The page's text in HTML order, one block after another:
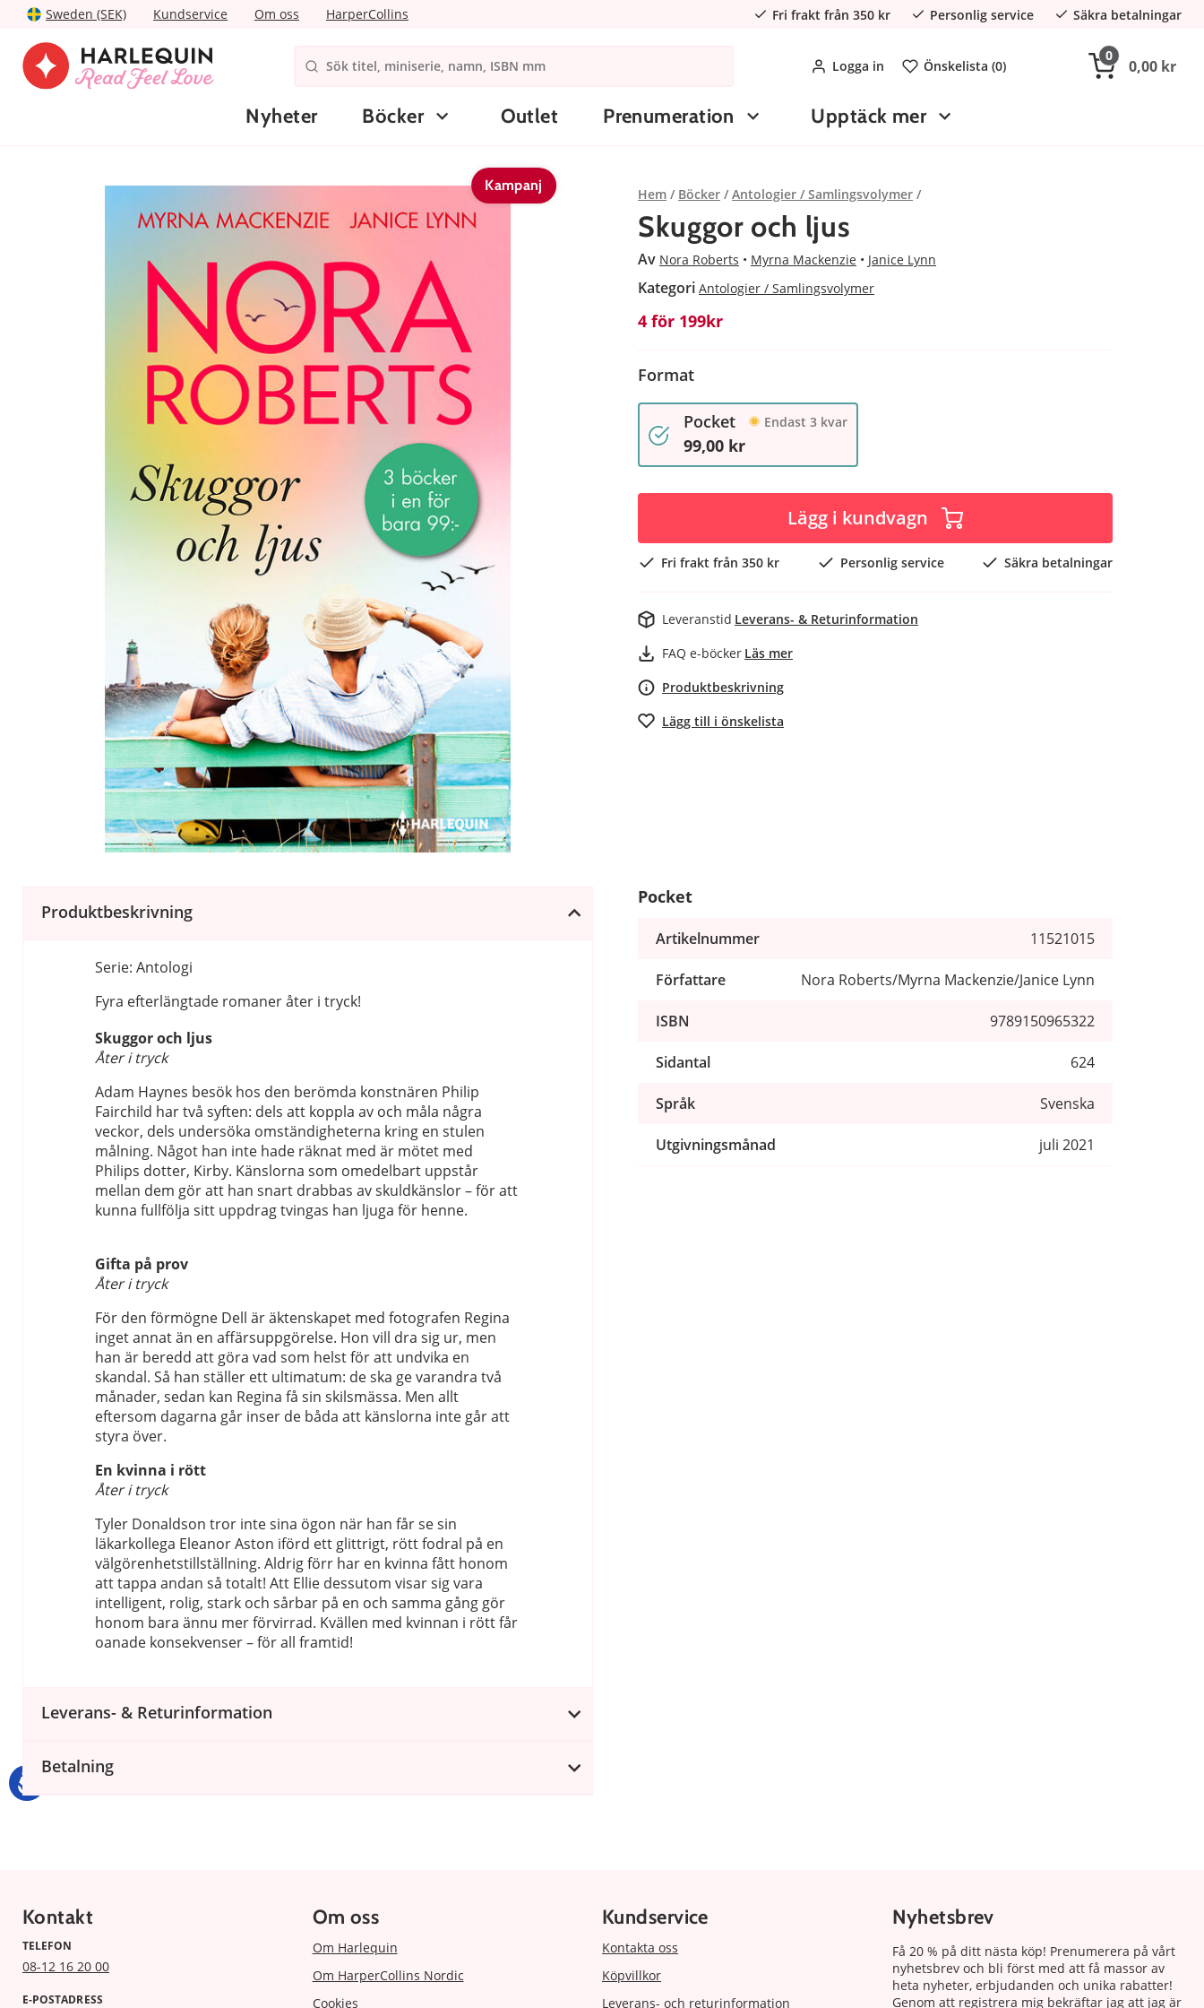
Sweden (SEK) Kundservice Om oss HarperCollins Fri frakt från 350 kr Personlig service Säkra betalningar
Logga in Önskelista (0)
0
0,00 kr
Nyheter Böcker Outlet Prenumeration Upptäck mer
Kampanj
Hem Böcker Antologier / Samlingsvolymer
Skuggor och ljus
Av Nora Roberts Myrna Mackenzie Janice Lynn
Kategori Antologier / Samlingsvolymer
4 för 199kr
Format
Pocket Endast 3 kvar
99,00 kr
Lägg i kundvagn
Fri frakt från 350 kr Personlig service Säkra betalningar
Leveranstid Leverans- & Returinformation
FAQ e-böcker Läs mer
Produktbeskrivning
Lägg till i önskelista
Produktbeskrivning
Serie: Antologi
Fyra efterlängtade romaner åter i tryck!
Skuggor och ljus
Åter i tryck
Adam Haynes besök hos den berömda konstnären Philip
Fairchild har två syften: dels att koppla av och måla några
veckor, dels undersöka omständigheterna kring en stulen
målning. Något han inte hade räknat med är mötet med
Philips dotter, Kirby. Känslorna som omedelbart uppstår
mellan dem gör att han snart drabbas av skuldkänslor – för att
kunna fullfölja sitt uppdrag tvingas han ljuga för henne.
Gifta på prov
Åter i tryck
För den förmögne Dell är äktenskapet med fotografen Regina
inget annat än en affärsuppgörelse. Hon vill dra sig ur, men
han är beredd att göra vad som helst för att undvika en
skandal. Så han ställer ett ultimatum: de ska ge varandra två
månader, sedan kan Regina få sin skilsmässa. Men allt
eftersom dagarna går inser de båda att känslorna inte går att
styra över.
En kvinna i rött
Åter i tryck
Tyler Donaldson tror inte sina ögon när han får se sin
läkarkollega Eleanor Aston iförd ett glittrigt, rött fodral på en
välgörenhetstillställning. Aldrig förr har en kvinna fått honom
att tappa andan så totalt! Att Ellie dessutom visar sig vara
intelligent, rolig, stark och sårbar på en och samma gång gör
honom bara ännu mer förvirrad. Kvällen med kvinnan i rött får
oanade konsekvenser – för all framtid!
Leverans- & Returinformation
Betalning
Pocket
Artikelnummer 11521015
Författare Nora Roberts/Myrna Mackenzie/Janice Lynn
ISBN 9789150965322
Sidantal 624
Språk Svenska
Utgivningsmånad juli 2021
Kontakt
TELEFON
08-12 16 20 00
E-POSTADRESS
Om oss
Om Harlequin
Om HarperCollins Nordic
Cookies
Kundservice
Kontakta oss
Köpvillkor
Leverans- och returinformation
Nyhetsbrev
Få 20 % på ditt nästa köp! Prenumerera på vårt
nyhetsbrev och bli först med att få massor av
heta nyheter, erbjudanden och unika rabatter!
Genom att registrera mig bekräftar jag att jag är